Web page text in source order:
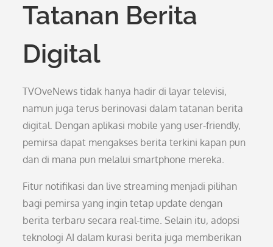
Tatanan Berita
Digital
TVOveNews tidak hanya hadir di layar televisi,
namun juga terus berinovasi dalam tatanan berita
digital. Dengan aplikasi mobile yang user-friendly,
pemirsa dapat mengakses berita terkini kapan pun
dan di mana pun melalui smartphone mereka.
Fitur notifikasi dan live streaming menjadi pilihan
bagi pemirsa yang ingin tetap update dengan
berita terbaru secara real-time. Selain itu, adopsi
teknologi AI dalam kurasi berita juga memberikan